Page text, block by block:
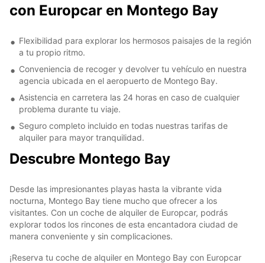
con Europcar en Montego Bay
Flexibilidad para explorar los hermosos paisajes de la región
a tu propio ritmo.
Conveniencia de recoger y devolver tu vehículo en nuestra
agencia ubicada en el aeropuerto de Montego Bay.
Asistencia en carretera las 24 horas en caso de cualquier
problema durante tu viaje.
Seguro completo incluido en todas nuestras tarifas de
alquiler para mayor tranquilidad.
Descubre Montego Bay
Desde las impresionantes playas hasta la vibrante vida
nocturna, Montego Bay tiene mucho que ofrecer a los
visitantes. Con un coche de alquiler de Europcar, podrás
explorar todos los rincones de esta encantadora ciudad de
manera conveniente y sin complicaciones.
¡Reserva tu coche de alquiler en Montego Bay con Europcar